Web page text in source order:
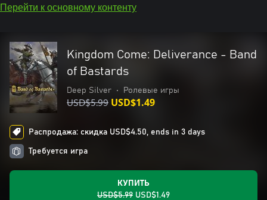
Перейти к основному контенту
Kingdom Come: Deliverance - Band
of Bastards
Deep Silver • Ролевые игры
USD$5.99 USD$1.49
Распродажа: скидка USD$4.50, ends in 3 days
Требуется игра
КУПИТЬ
USD$5.99 USD$1.49